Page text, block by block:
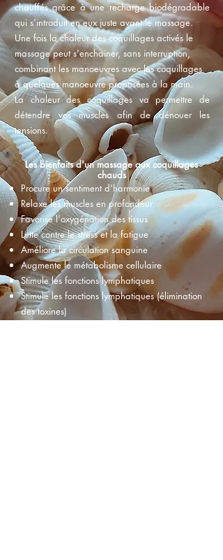
chauffés grâce à une recharge biodégradable
qui s'introduit en eux juste avant le massage.
Une fois la chaleur des coquillages activés le
massage peut s'enchainer, sans interruption,
combinant les manoeuvres avec les coquillages
à quelques manoeuvre proposées à la main.
La chaleur des coquillages va permettre de
détendre vos muscles afin de dénouer les
tensions.
Les bienfaits d'un massage aux coquillages
chauds
Procure un sentiment d'harmonie
Relaxe les muscles en profondeur
Favorise l'oxygénation des tissus
Lutte contre le stress et la fatigue
Améliore la circulation sanguine
Augmente le métabolisme cellulaire
Stimule les fonctions lymphatiques
Stimule les fonctions lymphatiques (élimination
des toxines)